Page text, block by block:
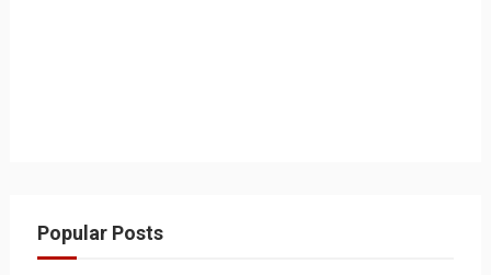
Popular Posts